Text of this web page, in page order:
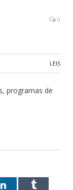
0
LEIS
programas de
LinkedInTumblr